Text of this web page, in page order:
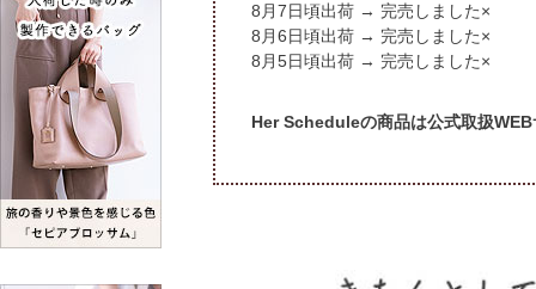
頃出荷 → 完売しました×
頃出荷 → 完売しました×
頃出荷 → 完売しました×
Her Scheduleの商品は公式取扱